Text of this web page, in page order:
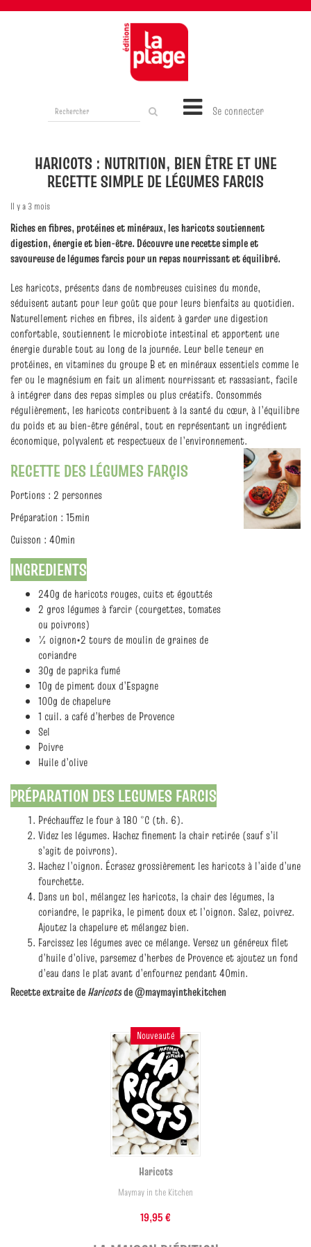
Se connecter
HARICOTS : NUTRITION, BIEN ÊTRE ET UNE
RECETTE SIMPLE DE LÉGUMES FARCIS
Il y a 3 mois
Riches en fibres, protéines et minéraux, les haricots soutiennent
digestion, énergie et bien‑être. Découvre une recette simple et
savoureuse de légumes farcis pour un repas nourrissant et équilibré.
Les haricots, présents dans de nombreuses cuisines du monde,
séduisent autant pour leur goût que pour leurs bienfaits au quotidien.
Naturellement riches en fibres, ils aident à garder une digestion
confortable, soutiennent le microbiote intestinal et apportent une
énergie durable tout au long de la journée. Leur belle teneur en
protéines, en vitamines du groupe B et en minéraux essentiels comme le
fer ou le magnésium en fait un aliment nourrissant et rassasiant, facile
à intégrer dans des repas simples ou plus créatifs. Consommés
régulièrement, les haricots contribuent à la santé du cœur, à l’équilibre
du poids et au bien‑être général, tout en représentant un ingrédient
économique, polyvalent et respectueux de l’environnement.
RECETTE DES LÉGUMES FARÇIS
Portions : 2 personnes
Préparation : 15min
Cuisson : 40min
INGREDIENTS
240g de haricots rouges, cuits et égouttés
2 gros légumes à farcir (courgettes, tomates
ou poivrons)
½ oignon•2 tours de moulin de graines de
coriandre
30g de paprika fumé
10g de piment doux d’Espagne
100g de chapelure
1 cuil. a café d’herbes de Provence
Sel
Poivre
Huile d’olive
PRÉPARATION DES LEGUMES FARCIS
Préchauffez le four à 180 °C (th. 6).
Videz les légumes. Hachez finement la chair retirée (sauf s’il
s’agit de poivrons).
Hachez l’oignon. Écrasez grossièrement les haricots à l’aide d’une
fourchette.
Dans un bol, mélangez les haricots, la chair des légumes, la
coriandre, le paprika, le piment doux et l’oignon. Salez, poivrez.
Ajoutez la chapelure et mélangez bien.
Farcissez les légumes avec ce mélange. Versez un généreux filet
d’huile d’olive, parsemez d’herbes de Provence et ajoutez un fond
d’eau dans le plat avant d’enfournez pendant 40min.
Recette extraite deHaricotsde @maymayinthekitchen
Nouveauté
Haricots
Maymay in the Kitchen
19,95 €